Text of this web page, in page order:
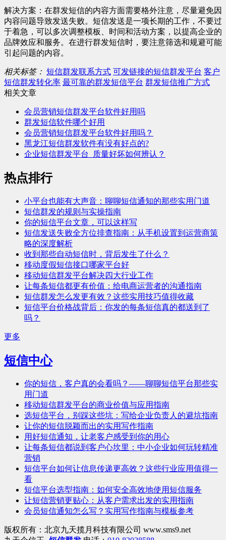
解决方案：在群发短信的内容方面需要格外注意，尽量避免因
内容问题导致发送失败。短信发送是一项长期的工作，不要过
于着急，可以多次调整模板、时间和活动方案，以提高企业的
品牌效应和服务。在进行群发短信时，要注意筛选和规避可能
引起问题的内容。
相关标签： 短信群发联系方式 可发链接的短信群发平台 客户
短信群发转化率 最可靠的群发短信平台 群发短信推广方式
相关文章
会员营销短信群发平台软件好用吗
群发短信软件哪个好用
会员营销短信群发平台软件好用吗？
黑龙江短信群发软件有没有好点的?
企业短信群发平台_质量好坏如何辨认？
热点排行
小平台也能有大声音：聊聊短信通知的那些实用门道
短信群发的规则与实操指南
你的短信平台文章，可以这样写
短信发送失败全方位排查指南：从手机设置到运营商策
略的深度解析
收到那些自动短信时，背后发生了什么？
移动度假短信接口哪家平台好
移动短信群发平台解决四大行业工作
让每条短信都更有价值：给电商运营者的沟通指南
短信群发怎么发更有效？这些实用技巧值得收藏
短信平台价格战背后：你发的每条短信真的都送到了
吗？
更多
短信中心
你的短信，客户真的会看吗？——聊聊短信平台那些实
用门道
移动短信群发平台的商业价值与应用指南
选短信平台，别踩这些坑：写给企业负责人的避坑指南
让你的短信脱颖而出的实用写作指南
用好短信通知，让老客户感受到你的用心
让每条短信都说到客户心坎里：中小企业如何玩转精准
营销
短信平台如何让信息传递更高效？这些行业应用值得一
看
短信平台选型指南：如何安全高效地使用短信服务
让短信营销更贴心：从客户需求出发的实用指南
会员短信通知怎么写？实用写作指南与模板参考
版权所有：北京九天揽月科技有限公司 www.sms9.net